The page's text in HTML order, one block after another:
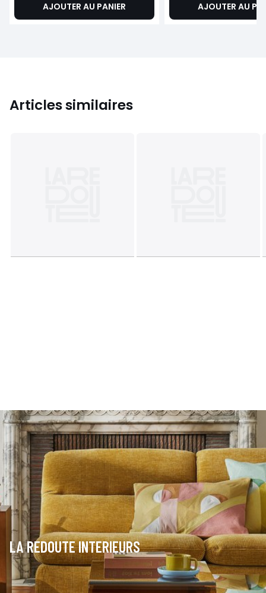
AJOUTER AU PANIER AJOUTER AU
Articles similaires
LA REDOUTE INTERIEURS